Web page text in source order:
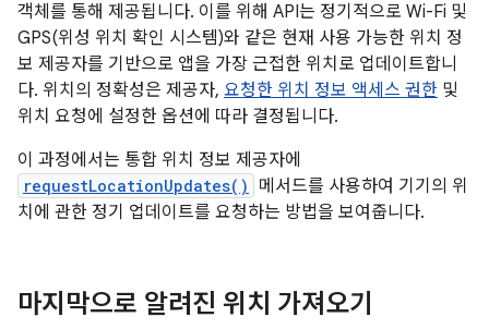
객체를 통해 제공됩니다. 이를 위해 API는 정기적으로 Wi-Fi 및
GPS(위성 위치 확인 시스템)와 같은 현재 사용 가능한 위치 정
보 제공자를 기반으로 앱을 가장 근접한 위치로 업데이트합니
다. 위치의 정확성은 제공자, 요청한 위치 정보 액세스 권한 및
위치 요청에 설정한 옵션에 따라 결정됩니다.
이 과정에서는 통합 위치 정보 제공자에
requestLocationUpdates()
메서드를 사용하여 기기의 위
치에 관한 정기 업데이트를 요청하는 방법을 보여줍니다.
마지막으로 알려진 위치 가져오기